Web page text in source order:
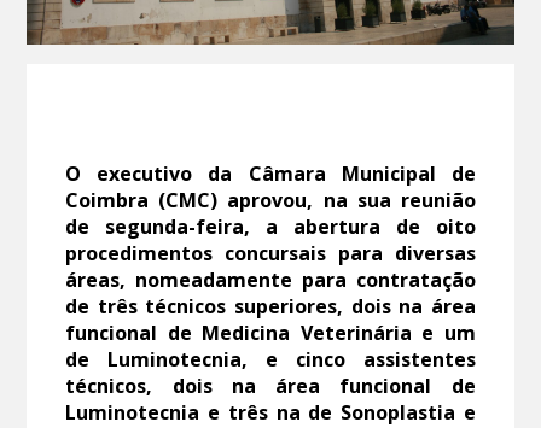
O executivo da Câmara Municipal de
Coimbra (CMC) aprovou, na sua reunião
de segunda-feira, a abertura de oito
procedimentos concursais para diversas
áreas, nomeadamente para contratação
de três técnicos superiores, dois na área
funcional de Medicina Veterinária e um
de Luminotecnia, e cinco assistentes
técnicos, dois na área funcional de
Luminotecnia e três na de Sonoplastia e